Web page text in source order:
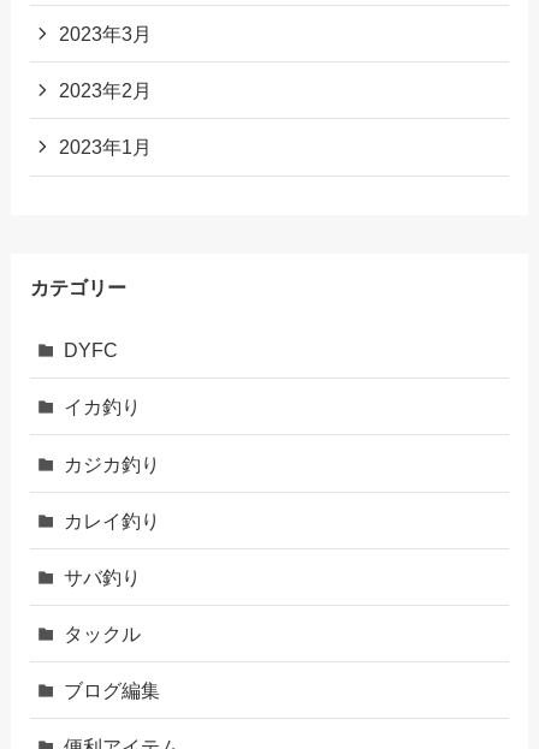
2023年3月
2023年2月
2023年1月
カテゴリー
DYFC
イカ釣り
カジカ釣り
カレイ釣り
サバ釣り
タックル
ブログ編集